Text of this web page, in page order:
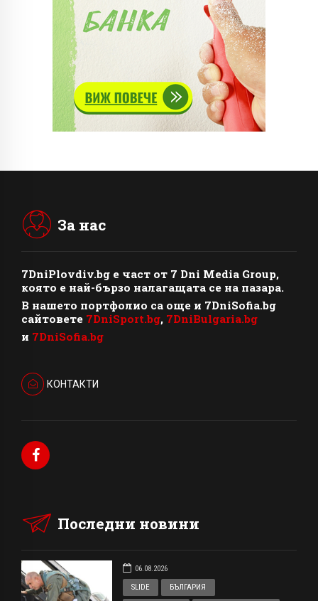
За нас
7DniPlovdiv.bg e част от 7 Dni Media Group,
която е най-бързо налагащата се на пазара.
В нашето портфолио са още и 7DniSofia.bg
сайтовете 7DniSport.bg, 7DniBulgaria.bg
и 7DniSofia.bg
КОНТАКТИ
Последни новини
06.08.2026
SLIDE
БЪЛГАРИЯ